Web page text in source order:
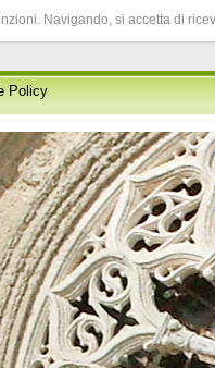
Navigando, si accetta di
Policy